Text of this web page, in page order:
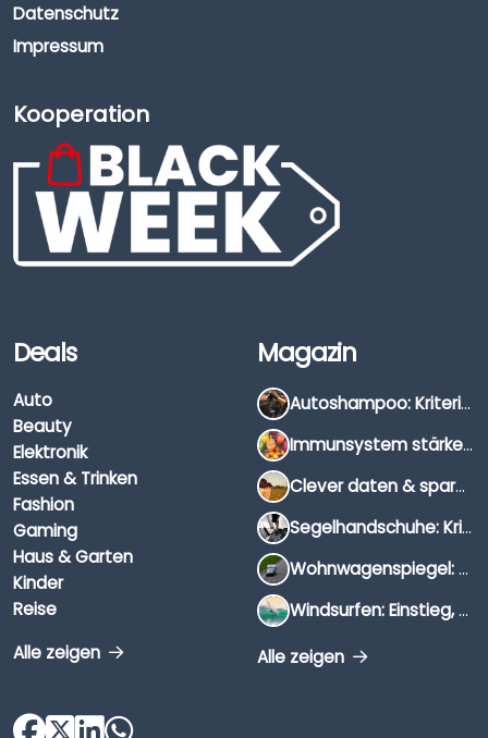
Datenschutz
Impressum
Kooperation
Deals
Auto
Beauty
Elektronik
Essen & Trinken
Fashion
Gaming
Haus & Garten
Kinder
Reise
Alle zeigen
Magazin
Autoshampoo: Kriterien, Unterschiede & Anwendung
Immunsystem stärken: Hausmittel, Vitamine & Wissenswertes
Clever daten & sparen: So findest du die besten Deals für Dates und Unternehmungen
Segelhandschuhe: Kriterien, Materialien & Tipps
Wohnwagenspiegel: Auswahl, Preise & Montage
Windsurfen: Einstieg, Ausrüstung & Tipps
Alle zeigen